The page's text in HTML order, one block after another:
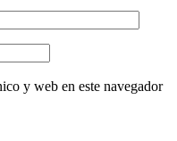
y web en este navegador